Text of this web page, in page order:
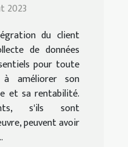
2023
du client
de données
pour toute
à améliorer son
et sa rentabilité.
s'ils sont
peuvent avoir